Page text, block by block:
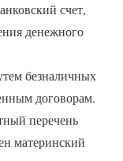
счет,
денежного
безналичных
договорам.
перечень
материнский